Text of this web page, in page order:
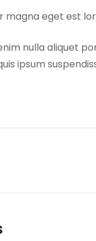
magna eget est
nulla aliquet
ipsum